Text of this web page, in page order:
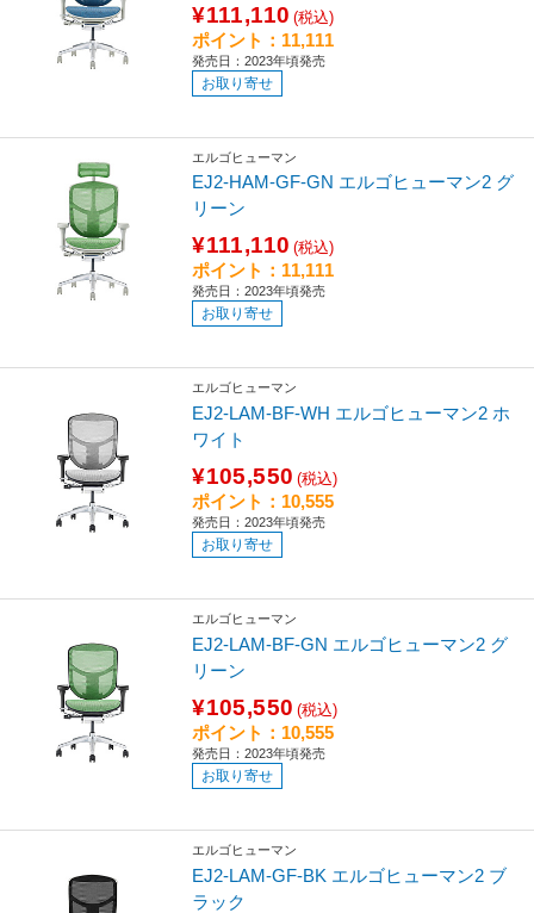
¥111,110 (税込)
ポイント：11,111
発売日：2023年頃発売
お取り寄せ
エルゴヒューマン
EJ2-HAM-GF-GN エルゴヒューマン2 グ
リーン
¥111,110 (税込)
ポイント：11,111
発売日：2023年頃発売
お取り寄せ
エルゴヒューマン
EJ2-LAM-BF-WH エルゴヒューマン2 ホ
ワイト
¥105,550 (税込)
ポイント：10,555
発売日：2023年頃発売
お取り寄せ
エルゴヒューマン
EJ2-LAM-BF-GN エルゴヒューマン2 グ
リーン
¥105,550 (税込)
ポイント：10,555
発売日：2023年頃発売
お取り寄せ
エルゴヒューマン
EJ2-LAM-GF-BK エルゴヒューマン2 ブ
ラック